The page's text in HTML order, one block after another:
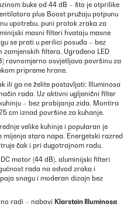
buke od 44 dB – što je otprilike
plus Boost pružaju potpunu
upotrebu, puni protok zraka za
masni filteri hvataju masne
se prati u perilici posuđa – bez
filtera. Ugrađeno LED
ravnomjerno osvjetljava površinu za
pripreme hrane.
ili ga ne želite postavljati: Illuminosa
rada. Uz aktivni ugljenični filter
– bez probijanja zida. Montira
cm iznad površine za kuhanje.
velike kuhinje i popularan je
stara napa. Energetski razred
čak i pri dugotrajnom radu.
motor (44 dB), aluminijski filteri
rada na odvod zraka i
snagu i moderan dizajn bez
radi – nabavi Klarstein Illuminosa